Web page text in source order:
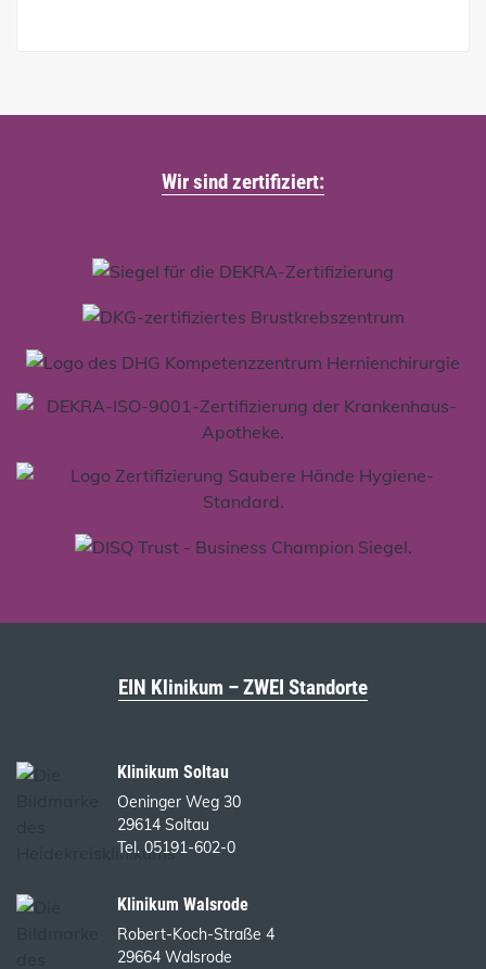
Wir sind zertifiziert:
EIN Klinikum – ZWEI Standorte
Klinikum Soltau
Oeninger Weg 30
29614 Soltau
Tel. 05191-602-0
Klinikum Walsrode
Robert-Koch-Straße 4
29664 Walsrode